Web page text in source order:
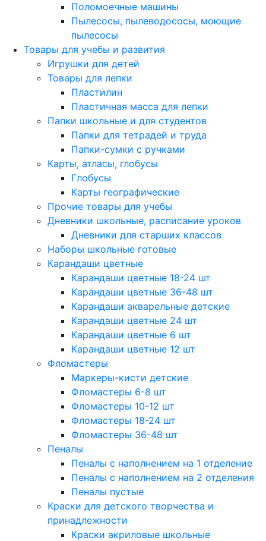
Поломоечные машины
Пылесосы, пылеводососы, моющие
пылесосы
Товары для учебы и развития
Игрушки для детей
Товары для лепки
Пластилин
Пластичная масса для лепки
Папки школьные и для студентов
Папки для тетрадей и труда
Папки-сумки с ручками
Карты, атласы, глобусы
Глобусы
Карты географические
Прочие товары для учебы
Дневники школьные, расписание уроков
Дневники для старших классов
Наборы школьные готовые
Карандаши цветные
Карандаши цветные 18-24 шт
Карандаши цветные 36-48 шт
Карандаши акварельные детские
Карандаши цветные 24 шт
Карандаши цветные 6 шт
Карандаши цветные 12 шт
Фломастеры
Маркеры-кисти детские
Фломастеры 6-8 шт
Фломастеры 10-12 шт
Фломастеры 18-24 шт
Фломастеры 36-48 шт
Пеналы
Пеналы с наполнением на 1 отделение
Пеналы с наполнением на 2 отделения
Пеналы пустые
Краски для детского творчества и
принадлежности
Краски акриловые школьные